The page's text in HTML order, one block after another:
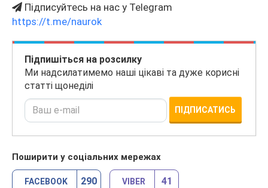
Підписуйтесь на нас у Telegram
https://t.me/naurok
Підпишіться на розсилку
Ми надсилатимемо наші цікаві та дуже корисні
статті щонеділі
ПІДПИСАТИСЬ
Поширити у соціальних мережах
FACEBOOK 290 VIBER 41